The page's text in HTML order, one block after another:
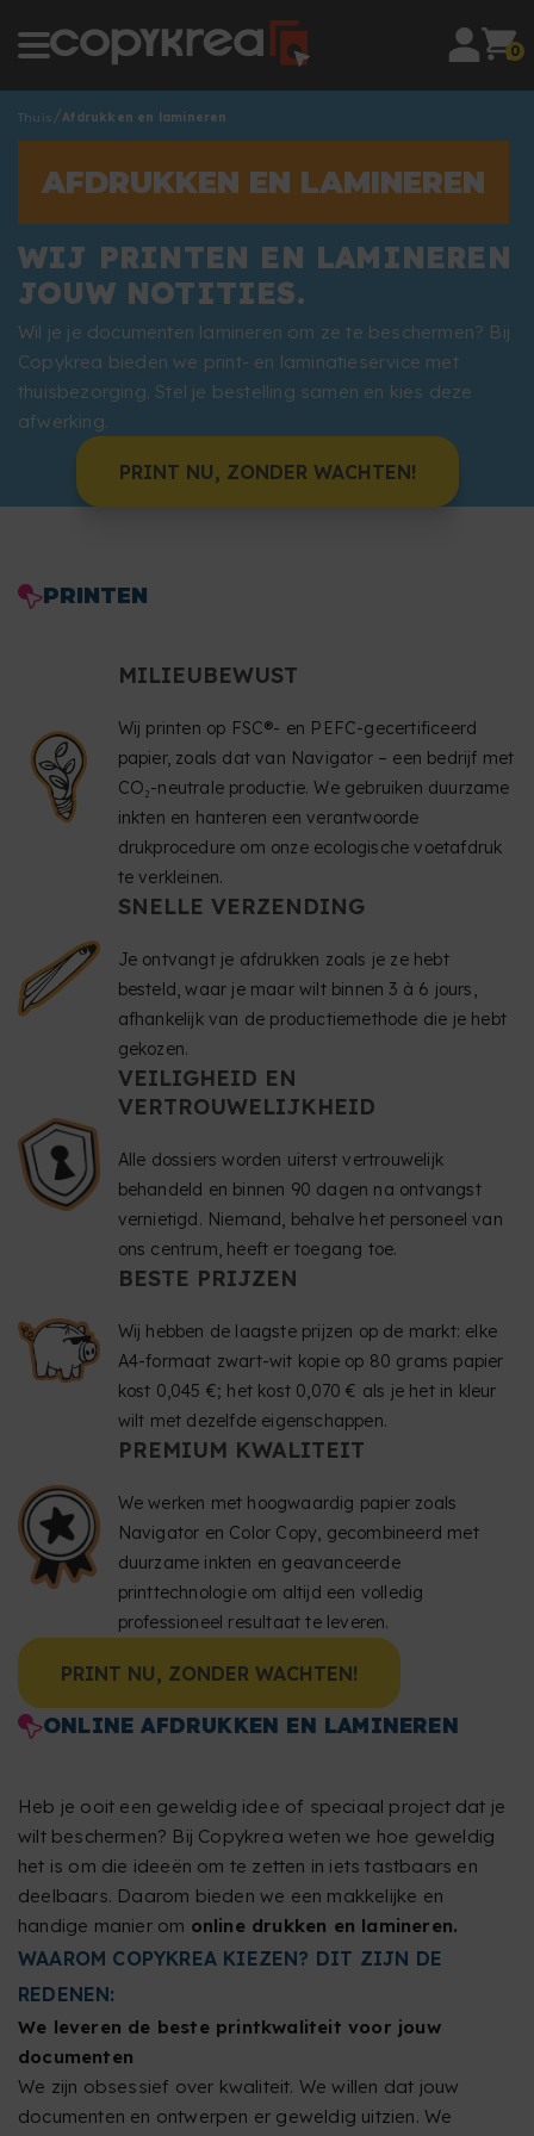
0
Thuis Afdrukken en lamineren
AFDRUKKEN EN LAMINEREN
WIJ PRINTEN EN LAMINEREN
JOUW NOTITIES.
Wil je je documenten lamineren om ze te beschermen? Bij
Copykrea bieden we print- en laminatieservice met
thuisbezorging. Stel je bestelling samen en kies deze
afwerking.
PRINT NU, ZONDER WACHTEN!
PRINTEN
MILIEUBEWUST
Wij printen op FSC®- en PEFC-gecertificeerd
papier, zoals dat van Navigator – een bedrijf met
CO₂-neutrale productie. We gebruiken duurzame
inkten en hanteren een verantwoorde
drukprocedure om onze ecologische voetafdruk
te verkleinen.
SNELLE VERZENDING
Je ontvangt je afdrukken zoals je ze hebt
besteld, waar je maar wilt binnen 3 à 6 jours,
afhankelijk van de productiemethode die je hebt
gekozen.
VEILIGHEID EN
VERTROUWELIJKHEID
Alle dossiers worden uiterst vertrouwelijk
behandeld en binnen 90 dagen na ontvangst
vernietigd. Niemand, behalve het personeel van
ons centrum, heeft er toegang toe.
BESTE PRIJZEN
Wij hebben de laagste prijzen op de markt: elke
A4-formaat zwart-wit kopie op 80 grams papier
kost 0,045 €; het kost 0,070 € als je het in kleur
wilt met dezelfde eigenschappen.
PREMIUM KWALITEIT
We werken met hoogwaardig papier zoals
Navigator en Color Copy, gecombineerd met
duurzame inkten en geavanceerde
printtechnologie om altijd een volledig
professioneel resultaat te leveren.
PRINT NU, ZONDER WACHTEN!
ONLINE AFDRUKKEN EN LAMINEREN
Heb je ooit een geweldig idee of speciaal project dat je
wilt beschermen? Bij Copykrea weten we hoe geweldig
het is om die ideeën om te zetten in iets tastbaars en
deelbaars. Daarom bieden we een makkelijke en
handige manier om online drukken en lamineren.
WAAROM COPYKREA KIEZEN? DIT ZIJN DE
REDENEN:
We leveren de beste printkwaliteit voor jouw
documenten
We zijn obsessief over kwaliteit. We willen dat jouw
documenten en ontwerpen er geweldig uitzien. We